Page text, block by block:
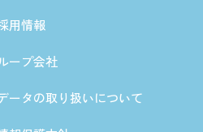
用情報
ープ会社
ータの取り扱いについて